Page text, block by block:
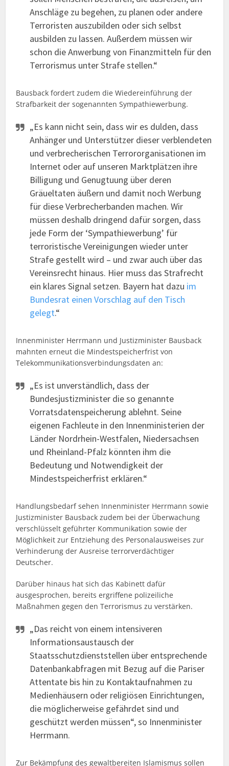
Anschläge zu begehen, zu planen oder andere
Terroristen auszubilden oder sich selbst
ausbilden zu lassen. Außerdem müssen wir
schon die Anwerbung von Finanzmitteln für den
Terrorismus unter Strafe stellen.“
Bausback fordert zudem die Wiedereinführung der
Strafbarkeit der sogenannten Sympathiewerbung.
„Es kann nicht sein, dass wir es dulden, dass
Anhänger und Unterstützer dieser verblendeten
und verbrecherischen Terrororganisationen im
Internet oder auf unseren Marktplätzen ihre
Billigung und Genugtuung über deren
Gräueltaten äußern und damit noch Werbung
für diese Verbrecherbanden machen. Wir
müssen deshalb dringend dafür sorgen, dass
jede Form der ‘Sympathiewerbung’ für
terroristische Vereinigungen wieder unter
Strafe gestellt wird – und zwar auch über das
Vereinsrecht hinaus. Hier muss das Strafrecht
ein klares Signal setzen. Bayern hat dazu im
Bundesrat einen Vorschlag auf den Tisch
gelegt.“
Innenminister Herrmann und Justizminister Bausback
mahnten erneut die Mindestspeicherfrist von
Telekommunikationsverbindungsdaten an:
„Es ist unverständlich, dass der
Bundesjustizminister die so genannte
Vorratsdatenspeicherung ablehnt. Seine
eigenen Fachleute in den Innenministerien der
Länder Nordrhein-Westfalen, Niedersachsen
und Rheinland-Pfalz könnten ihm die
Bedeutung und Notwendigkeit der
Mindestspeicherfrist erklären.“
Handlungsbedarf sehen Innenminister Herrmann sowie
Justizminister Bausback zudem bei der Überwachung
verschlüsselt geführter Kommunikation sowie der
Möglichkeit zur Entziehung des Personalausweises zur
Verhinderung der Ausreise terrorverdächtiger
Deutscher.
Darüber hinaus hat sich das Kabinett dafür
ausgesprochen, bereits ergriffene polizeiliche
Maßnahmen gegen den Terrorismus zu verstärken.
„Das reicht von einem intensiveren
Informationsaustausch der
Staatsschutzdienststellen über entsprechende
Datenbankabfragen mit Bezug auf die Pariser
Attentate bis hin zu Kontaktaufnahmen zu
Medienhäusern oder religiösen Einrichtungen,
die möglicherweise gefährdet sind und
geschützt werden müssen“, so Innenminister
Herrmann.
Zur Bekämpfung des gewaltbereiten Islamismus sollen